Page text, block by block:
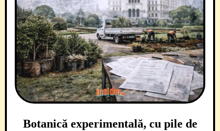
Botanică experimentală, cu pile de